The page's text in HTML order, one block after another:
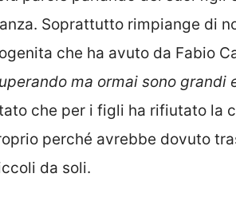
Soprattutto rimpiange di
che ha avuto da Fabio
ma ormai sono grandi
che per i figli ha rifiutato la
perché avrebbe dovuto
da soli.